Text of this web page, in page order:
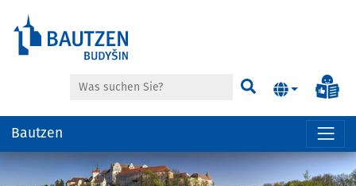
der
Suche Suchen
Bautzen